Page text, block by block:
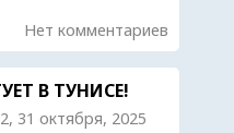
Нет комментариев
В ТУНИСЕ!
31 октября, 2025